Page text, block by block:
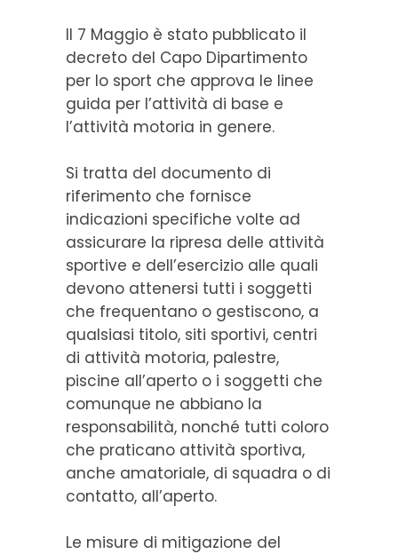
Il 7 Maggio è stato pubblicato il
decreto del Capo Dipartimento
per lo sport che approva le linee
guida per l’attività di base e
l’attività motoria in genere.
Si tratta del documento di
riferimento che fornisce
indicazioni specifiche volte ad
assicurare la ripresa delle attività
sportive e dell’esercizio alle quali
devono attenersi tutti i soggetti
che frequentano o gestiscono, a
qualsiasi titolo, siti sportivi, centri
di attività motoria, palestre,
piscine all’aperto o i soggetti che
comunque ne abbiano la
responsabilità, nonché tutti coloro
che praticano attività sportiva,
anche amatoriale, di squadra o di
contatto, all’aperto.
Le misure di mitigazione del